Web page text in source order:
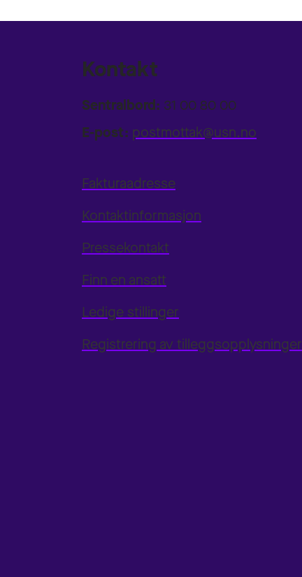
Kontakt
Sentralbord: 31 00 80 00
E-post: postmottak@usn.no
Fakturaadresse
Kontaktinformasjon
Pressekontakt
Finn en ansatt
Ledige stillinger
Registrering av tilleggsopplysninger